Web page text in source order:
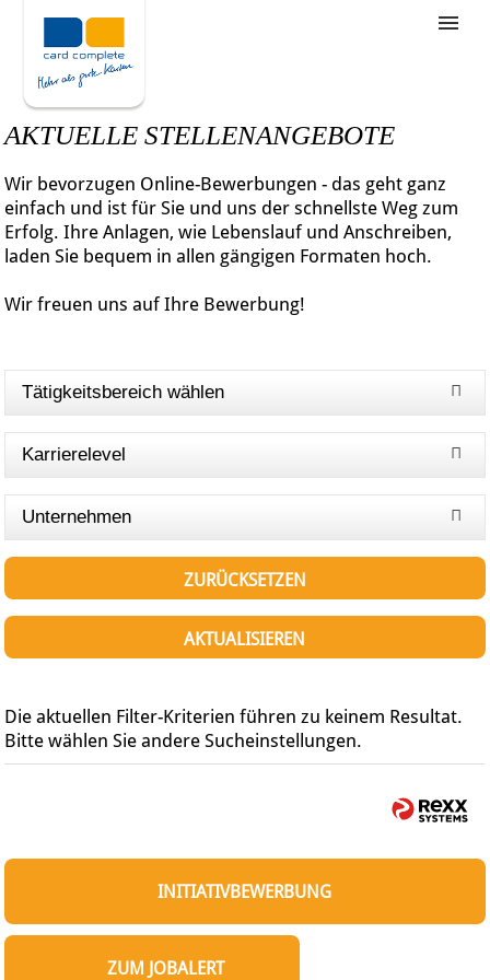
Stellenangebote
Unternehmensziele
Wie bewerbe ich mich
AKTUELLE STELLENANGEBOTE
Wir bevorzugen Online-Bewerbungen - das geht ganz
einfach und ist für Sie und uns der schnellste Weg zum
Erfolg. Ihre Anlagen, wie Lebenslauf und Anschreiben,
laden Sie bequem in allen gängigen Formaten hoch.
Wir freuen uns auf Ihre Bewerbung!
Tätigkeitsbereich wählen
Karrierelevel
Unternehmen
ZURÜCKSETZEN
AKTUALISIEREN
Die aktuellen Filter-Kriterien führen zu keinem Resultat.
Bitte wählen Sie andere Sucheinstellungen.
INITIATIVBEWERBUNG
ZUM JOBALERT